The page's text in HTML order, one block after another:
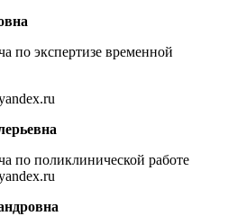
по экспертизе временной
по поликлинической работе